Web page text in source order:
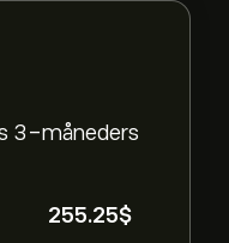
3-måneders
255.25‎$‎